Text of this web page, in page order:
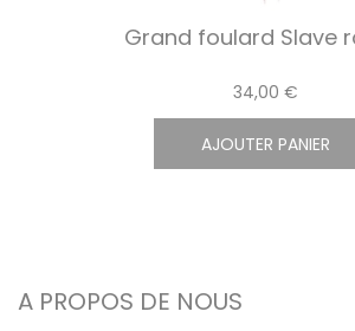
Grand foulard Slave
34,00 €
AJOUTER PANIER
A PROPOS DE NOUS